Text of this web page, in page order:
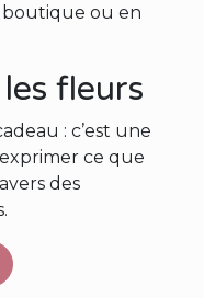
boutique ou en
fleurs
: c’est une
ce que
des